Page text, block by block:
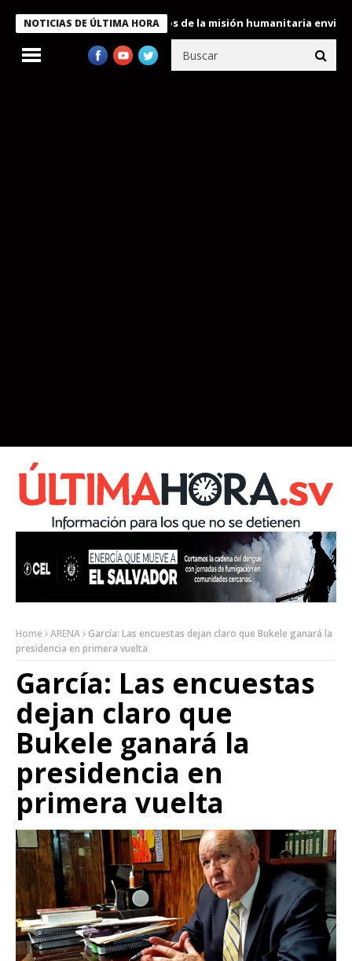
NOTICIAS DE ÚLTIMA HORA
condecora a miembros de la misión humanitaria enviada a
Home ARENA García: Las encuestas dejan claro que Bukele ganará la
presidencia en primera vuelta
García: Las encuestas
dejan claro que
Bukele ganará la
presidencia en
primera vuelta